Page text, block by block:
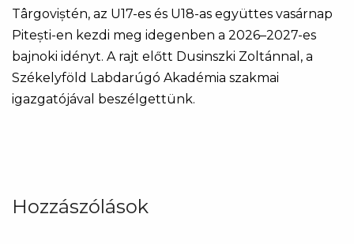
Târgoviștén, az U17-es és U18-as együttes vasárnap
Pitești-en kezdi meg idegenben a 2026–2027-es
bajnoki idényt. A rajt előtt Dusinszki Zoltánnal, a
Székelyföld Labdarúgó Akadémia szakmai
igazgatójával beszélgettünk.
Hozzászólások